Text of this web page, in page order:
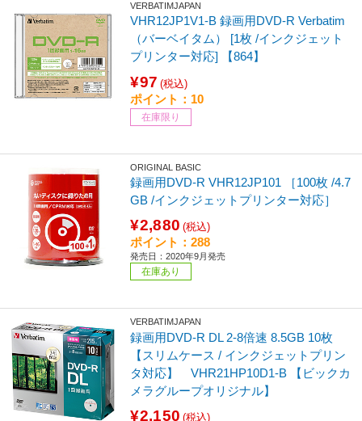
VERBATIMJAPAN
VHR12JP1V1-B 録画用DVD-R Verbatim
（バーベイタム） [1枚 /インクジェット
プリンター対応] 【864】
¥97 (税込)
ポイント：10
在庫限り
ORIGINAL BASIC
録画用DVD-R VHR12JP101 ［100枚 /4.7
GB /インクジェットプリンター対応］
¥2,880 (税込)
ポイント：288
発売日：2020年9月発売
在庫あり
VERBATIMJAPAN
録画用DVD-R DL 2-8倍速 8.5GB 10枚
【スリムケース / インクジェットプリン
タ対応】 VHR21HP10D1-B 【ビックカ
メラグループオリジナル】
¥2,150 (税込)